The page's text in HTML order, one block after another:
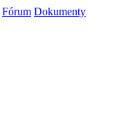
Fórum Dokumenty